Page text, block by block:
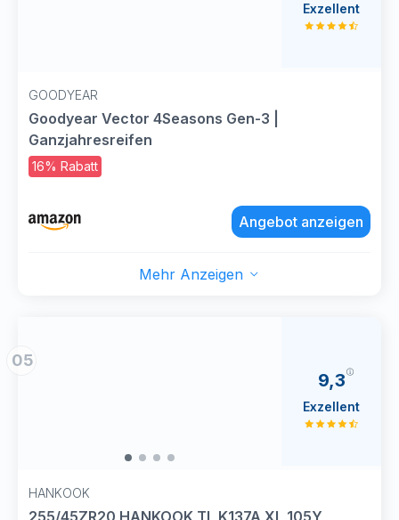
GOODYEAR
Goodyear Vector 4Seasons Gen-3 |
Ganzjahresreifen
16% Rabatt
Exzellent
Angebot anzeigen
Mehr Anzeigen
05
HANKOOK
255/45ZR20 HANKOOK TL K137A XL 105Y
9,3
Exzellent